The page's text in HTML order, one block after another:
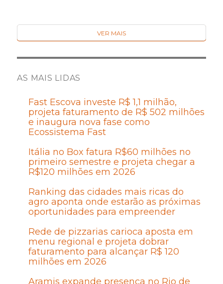
VER MAIS
AS MAIS LIDAS
Fast Escova investe R$ 1,1 milhão,
projeta faturamento de R$ 502 milhões
e inaugura nova fase como
Ecossistema Fast
Itália no Box fatura R$60 milhões no
primeiro semestre e projeta chegar a
R$120 milhões em 2026
Ranking das cidades mais ricas do
agro aponta onde estarão as próximas
oportunidades para empreender
Rede de pizzarias carioca aposta em
menu regional e projeta dobrar
faturamento para alcançar R$ 120
milhões em 2026
Aramis expande presença no Rio de